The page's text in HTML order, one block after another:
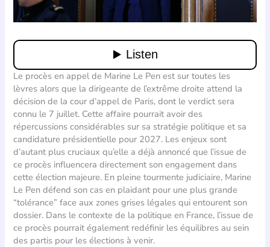
Le procès en appel de Marine Le Pen est sur toutes les
lèvres alors que la dirigeante de l’extrême droite attend la
décision de la cour d’appel de Paris, dont le verdict sera
connu le 7 juillet. Cette affaire pourrait avoir des
répercussions considérables sur sa stratégie politique et sa
candidature présidentielle pour 2027. Les enjeux sont
d’autant plus cruciaux qu’elle a déjà annoncé que l’issue de
ce procès influencera directement son engagement dans
cette élection majeure. En pleine tourmente judiciaire, Marine
Le Pen défend son cas en plaidant pour une plus grande
“tolérance” face aux zones grises légales qui entourent son
dossier. Dans le contexte de la politique en France, l’issue de
ce procès pourrait également redéfinir les équilibres au sein
des partis pour les élections à venir.